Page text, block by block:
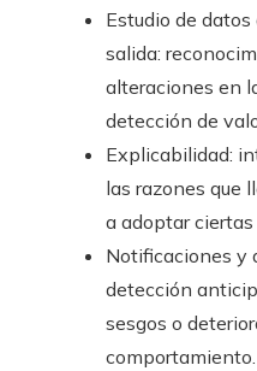
Estudio de
salida:
alteraciones en
detección de
Explicabilidad:
las razones que
a adoptar
Notificaciones y
detección
sesgos o
comportamiento.